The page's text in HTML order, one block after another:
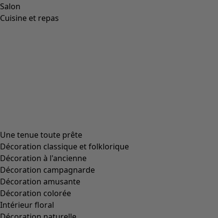
Salon
Cuisine et repas
Une tenue toute prête
Décoration classique et folklorique
Décoration à l'ancienne
Décoration campagnarde
Décoration amusante
Décoration colorée
Intérieur floral